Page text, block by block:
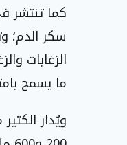
كما تنتشر
سكر الدم؛
الزغابات
ما يسمح
ويُدار